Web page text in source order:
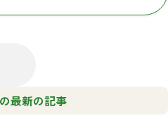
最新の記事